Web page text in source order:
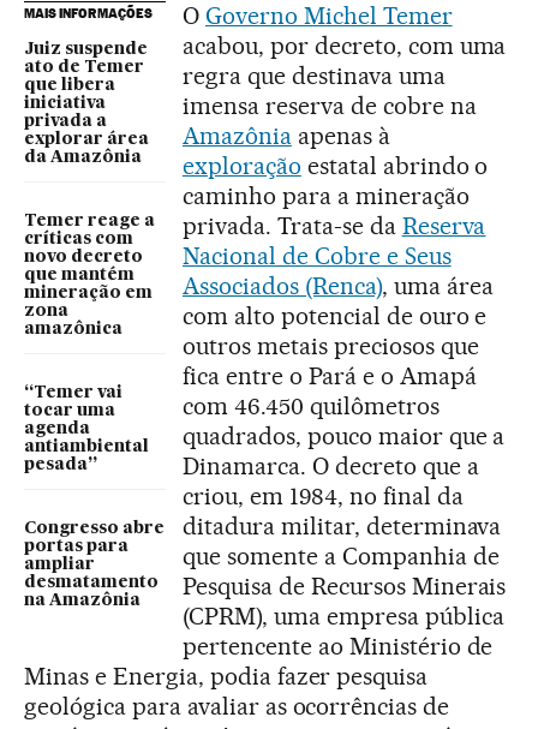
MAIS INFORMAÇÕES
Juiz suspende
ato de Temer
que libera
iniciativa
privada a
explorar área
da Amazônia
Temer reage a
críticas com
novo decreto
que mantém
mineração em
zona
amazônica
“Temer vai
tocar uma
agenda
antiambiental
pesada”
Congresso abre
portas para
ampliar
desmatamento
na Amazônia
O Governo Michel Temer
acabou, por decreto, com uma
regra que destinava uma
imensa reserva de cobre na
Amazôniaapenas à
exploração estatal abrindo o
caminho para a mineração
privada. Trata-se da Reserva
Nacional de Cobre e Seus
Associados (Renca), uma área
com alto potencial de ouro e
outros metais preciosos que
fica entre o Pará e o Amapá
com 46.450 quilômetros
quadrados, pouco maior que a
Dinamarca. O decreto que a
criou, em 1984, no final da
ditadura militar, determinava
que somente a Companhia de
Pesquisa de Recursos Minerais
(CPRM), uma empresa pública
pertencente ao Ministério de
Minas e Energia, podia fazer pesquisa
geológica para avaliar as ocorrências de